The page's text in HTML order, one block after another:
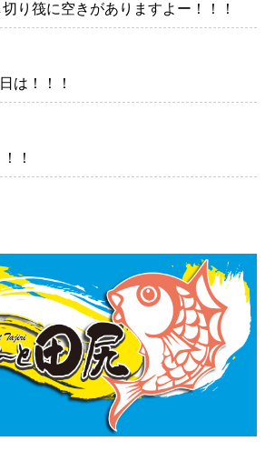
切り筏に空きがありますよー！！！
は！！！
！